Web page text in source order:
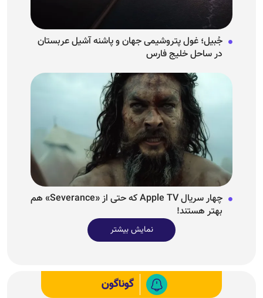
جُبیل؛ غول پتروشیمی جهان و پاشنه آشیل عربستان
در ساحل خلیج فارس
چهار سریال Apple TV که حتی از «Severance» هم
بهتر هستند!
نمایش بیشتر
گوناگون